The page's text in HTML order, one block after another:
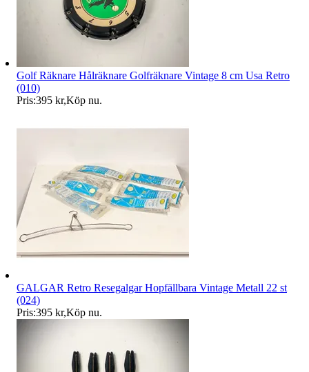
Golf Räknare Hålräknare Golfräknare Vintage 8 cm Usa Retro
(010)
Pris:395 kr,Köp nu.
GALGAR Retro Resegalgar Hopfällbara Vintage Metall 22 st
(024)
Pris:395 kr,Köp nu.